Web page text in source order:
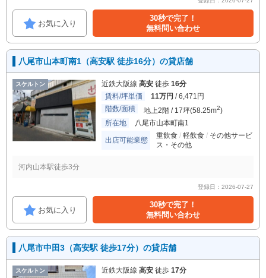
お気に入り
30秒で完了！
無料問い合わせ
八尾市山本町南1（高安駅 徒歩16分）の貸店舗
スケルトン 近鉄大阪線 高安 徒歩 16分
賃料/坪単価
11万円 / 6,471円
階数/面積
地上2階 / 17坪(58.25m2)
所在地
八尾市山本町南1
出店可能業態
重飲食 軽飲食
その他サービ
ス・その他
河内山本駅徒歩3分
登録日：2026-07-27
お気に入り
30秒で完了！
無料問い合わせ
八尾市中田3（高安駅 徒歩17分）の貸店舗
スケルトン 近鉄大阪線 高安 徒歩 17分